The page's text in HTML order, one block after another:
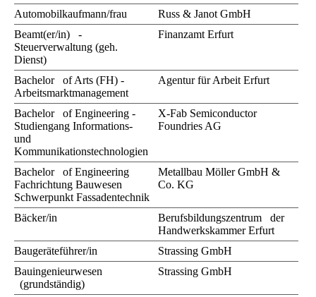
Automobilkaufmann/frau
Russ & Janot GmbH
Beamt(er/in) -
Steuerverwaltung (geh.
Dienst)
Finanzamt Erfurt
Bachelor of Arts (FH) -
Arbeitsmarktmanagement
Agentur für Arbeit Erfurt
Bachelor of Engineering -
Studiengang Informations-
und
Kommunikationstechnologien
X-Fab Semiconductor
Foundries AG
Bachelor of Engineering
Fachrichtung Bauwesen
Schwerpunkt Fassadentechnik
Metallbau Möller GmbH &
Co. KG
Bäcker/in
Berufsbildungszentrum der
Handwerkskammer Erfurt
Baugeräteführer/in
Strassing GmbH
Bauingenieurwesen
(grundständig)
Strassing GmbH